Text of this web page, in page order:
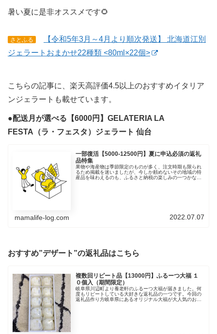
暑い夏に是非オススメです🌻
さとふる
【令和5年3月～4月より順次発送】 北海道江別
ジェラートおまかせ22種類 <80ml×22個>
こちらの記事に、楽天高評価4.5以上のおすすめイタリア
ンジェラートも載せています。
●配送月が選べる【6000円】GELATERIA LA
FESTA（ラ・フェスタ）ジェラート 仙台
一部復活【5000-12500円】夏に申込必須の返礼
品特集
果物や海産物は季節限定のものが多く、注文時期も限られ
るため掲載を迷いましたが、今しか頼めないその地域の特
産品を味わえるのも、ふるさと納税の楽しみの一つかな、
mamalife-log.com 2022.07.07
おすすめ”デザート”の返礼品はこちら
複数回リピート品【13000円】ふるーつ大福 １
０個入（期間限定）
岐阜県川辺町より養老軒のふるーつ大福が届きました。何
度もリピートしている大好きな返礼品の一つです。今回の
返礼品作り方岐阜県にあるオリジナル大福が大人気のお店